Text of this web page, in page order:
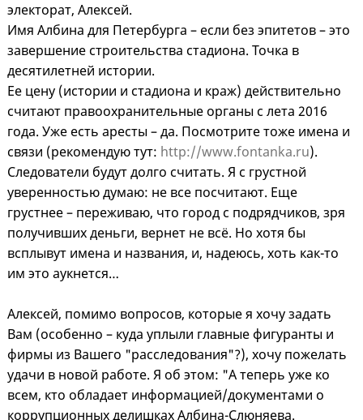
электорат, Алексей.
Имя Албина для Петербурга – если без эпитетов – это
завершение строительства стадиона. Точка в
десятилетней истории.
Ее цену (истории и стадиона и краж) действительно
считают правоохранительные органы с лета 2016
года. Уже есть аресты – да. Посмотрите тоже имена и
связи (рекомендую тут: http://www.fontanka.ru).
Следователи будут долго считать. Я с грустной
уверенностью думаю: не все посчитают. Еще
грустнее – переживаю, что город с подрядчиков, зря
получивших деньги, вернет не всё. Но хотя бы
всплывут имена и названия, и, надеюсь, хоть как-то
им это аукнется…
Алексей, помимо вопросов, которые я хочу задать
Вам (особенно – куда уплыли главные фигуранты и
фирмы из Вашего "расследования"?), хочу пожелать
удачи в новой работе. Я об этом: "А теперь уже ко
всем, кто обладает информацией/документами о
коррупционных делишках Албина-Слюняева.